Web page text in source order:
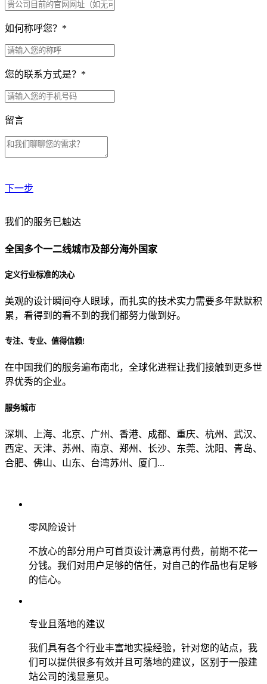
如何称呼您？ *
您的联系方式是？ *
留言
下一步
贵公司预算范围是？
贵公司的团队规模是？
目前主要的营销渠道是？
我们的服务已触达
全国多个一二线城市及部分海外国家
定义行业标准的决心
美观的设计瞬间夺人眼球，而扎实的技术实力需要多年默默积
累，看得到的看不到的我们都努力做到好。
专注、专业、值得信赖!
在中国我们的服务遍布南北，全球化进程让我们接触到更多世
界优秀的企业。
服务城市
深圳、上海、北京、广州、香港、成都、重庆、杭州、武汉、
西定、天津、苏州、南京、郑州、长沙、东莞、沈阳、青岛、
合肥、佛山、山东、台湾苏州、厦门...
零风险设计
不放心的部分用户可首页设计满意再付费，前期不花一
分钱。我们对用户足够的信任，对自己的作品也有足够
的信心。
专业且落地的建议
我们具有各个行业丰富地实操经验，针对您的站点，我
们可以提供很多有效并且可落地的建议，区别于一般建
站公司的浅显意见。